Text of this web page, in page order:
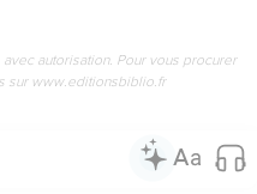
autorisation. Pour vous procurer
sur www.editionsbiblio.fr